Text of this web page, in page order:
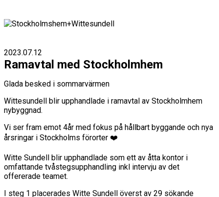
2023.07.12
Ramavtal med Stockholmhem
Glada besked i sommarvärmen
Wittesundell blir upphandlade i ramavtal av Stockholmhem
nybyggnad.
Vi ser fram emot 4år med fokus på hållbart byggande och nya
årsringar i Stockholms förorter ❤️
Witte Sundell blir upphandlade som ett av åtta kontor i
omfattande tvåstegsupphandling inkl intervju av det
offererade teamet.
I steg 1 placerades Witte Sundell överst av 29 sökande